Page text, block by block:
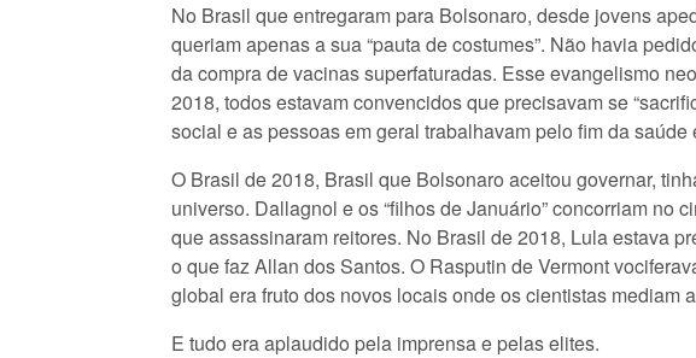
No Brasil que entregaram para Bolsonaro, desde jovens
queriam apenas a sua “pauta de costumes”. Não havia
da compra de vacinas superfaturadas. Esse evangelismo
2018, todos estavam convencidos que precisavam se
social e as pessoas em geral trabalhavam pelo fim da saúde
O Brasil de 2018, Brasil que Bolsonaro aceitou governar,
universo. Dallagnol e os “filhos de Januário” concorriam
que assassinaram reitores. No Brasil de 2018, Lula estava
o que faz Allan dos Santos. O Rasputin de Vermont
global era fruto dos novos locais onde os cientistas mediam
E tudo era aplaudido pela imprensa e pelas elites.